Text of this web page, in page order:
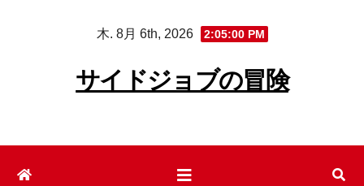
木. 8月 6th, 2026 2:05:01 PM
サイドジョブの冒険